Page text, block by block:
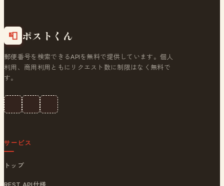
📮 ポストくん
郵便番号を検索できるAPIを無料で提供しています。個人
利用、商用利用ともにリクエスト数に制限はなく無料で
す。
サービス
トップ
REST API仕様